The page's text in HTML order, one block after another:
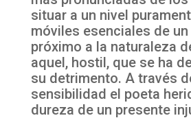
situar a un nivel
móviles esenciales de
próximo a la naturaleza
aquel, hostil, que se ha
su detrimento. A través
sensibilidad el poeta
dureza de un presente